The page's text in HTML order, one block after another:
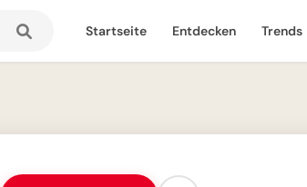
Startseite Entdecken Trends